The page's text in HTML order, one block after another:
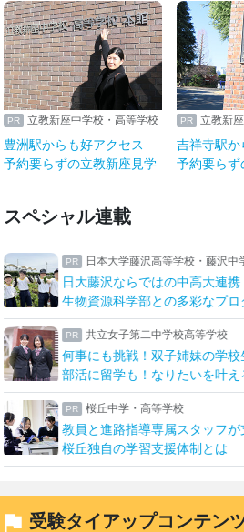
立教新座中学校・高等学校
豊洲駅からも好アクセス
予約要らずの立教新座見学
立教新
吉祥寺駅か
予約要らず
スペシャル連載
学藤沢高等学校・藤沢中学校
らではの中高大連携
学部との多彩なプログラム
子第二中学校高等学校
戦！双子姉妹の学校生活
も！なりたいを叶える学校
学・高等学校
指導専属スタッフが支える
学習支援体制とは
受験タイアップコンテン